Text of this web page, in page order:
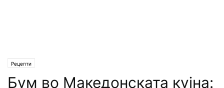
Рецепти
Бум во Македонската кујна: